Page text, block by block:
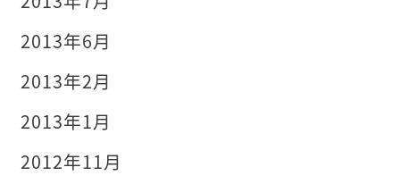
2013年6月
2013年2月
2013年1月
2012年11月